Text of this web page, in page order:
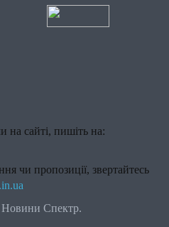
на сайті, пишіть на:
чи пропозиції, звертайтесь
Спектр.